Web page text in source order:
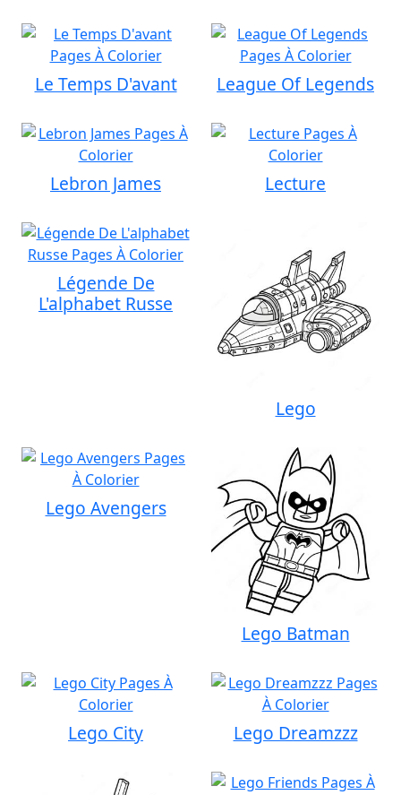
Le Temps D'avant League Of Legends
Lebron James Lecture
Légende De
L'alphabet Russe
Lego
Lego Avengers
Lego Batman
Lego City Lego Dreamzzz